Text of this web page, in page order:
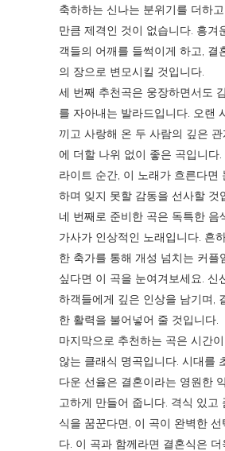
축하하는 신나는 분위기를 더하
만큼 제격인 것이 없습니다. 흥겨
객들의 어깨를 들썩이게 하고, 결
의 장으로 변모시킬 것입니다.
세 번째 추천곡은 웅장하면서도
를 자아내는 발라드입니다. 오랜
끼고 사랑해 온 두 사람의 깊은
에 더할 나위 없이 좋은 곡입니다.
라이트 순간, 이 노래가 흐른다면
하며 잊지 못할 감동을 선사할 것
네 번째로 준비한 곡은 독특한 음
가사가 인상적인 노래입니다. 흔
한 축가를 통해 개성 넘치는 커플
싶다면 이 곡을 눈여겨보세요. 신
하객들에게 깊은 인상을 남기며,
한 활력을 불어넣어 줄 것입니다.
마지막으로 추천하는 곡은 시간
않는 클래식 명곡입니다. 시대를
다운 선율은 결혼이라는 영원한
고하게 만들어 줍니다. 격식 있고
식을 꿈꾼다면, 이 곡이 완벽한 선
다. 이 곡과 함께라면 결혼식은